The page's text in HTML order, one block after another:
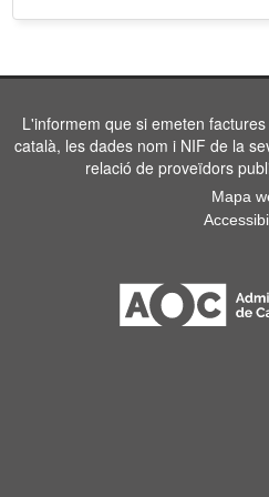
L'informem que si emeten
català, les dades nom i NIF de la
relació de proveïdors
Mapa